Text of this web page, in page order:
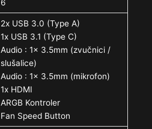
6
2x USB 3.0 (Type A)
1x USB 3.1 (Type C)
Audio : 1x 3.5mm (zvučnici /
slušalice)
Audio : 1x 3.5mm (mikrofon)
1x HDMI
ARGB Kontroler
Fan Speed Button